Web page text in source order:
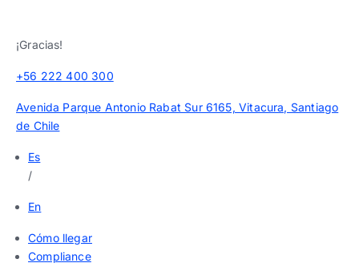
¡Gracias!
+56 222 400 300
Avenida Parque Antonio Rabat Sur 6165, Vitacura, Santiago
de Chile
Es
/
En
Cómo llegar
Compliance